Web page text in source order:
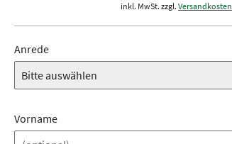
inkl. MwSt. zzgl. Versandkosten
Anrede
Vorname